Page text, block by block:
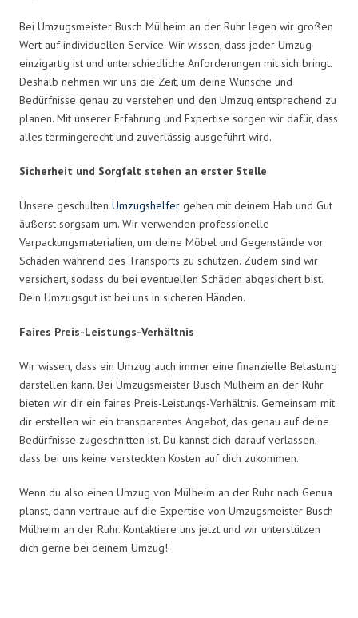
Bei Umzugsmeister Busch Mülheim an der Ruhr legen wir großen
Wert auf individuellen Service. Wir wissen, dass jeder Umzug
einzigartig ist und unterschiedliche Anforderungen mit sich bringt.
Deshalb nehmen wir uns die Zeit, um deine Wünsche und
Bedürfnisse genau zu verstehen und den Umzug entsprechend zu
planen. Mit unserer Erfahrung und Expertise sorgen wir dafür, dass
alles termingerecht und zuverlässig ausgeführt wird.
Sicherheit und Sorgfalt stehen an erster Stelle
Unsere geschulten Umzugshelfer gehen mit deinem Hab und Gut
äußerst sorgsam um. Wir verwenden professionelle
Verpackungsmaterialien, um deine Möbel und Gegenstände vor
Schäden während des Transports zu schützen. Zudem sind wir
versichert, sodass du bei eventuellen Schäden abgesichert bist.
Dein Umzugsgut ist bei uns in sicheren Händen.
Faires Preis-Leistungs-Verhältnis
Wir wissen, dass ein Umzug auch immer eine finanzielle Belastung
darstellen kann. Bei Umzugsmeister Busch Mülheim an der Ruhr
bieten wir dir ein faires Preis-Leistungs-Verhältnis. Gemeinsam mit
dir erstellen wir ein transparentes Angebot, das genau auf deine
Bedürfnisse zugeschnitten ist. Du kannst dich darauf verlassen,
dass bei uns keine versteckten Kosten auf dich zukommen.
Wenn du also einen Umzug von Mülheim an der Ruhr nach Genua
planst, dann vertraue auf die Expertise von Umzugsmeister Busch
Mülheim an der Ruhr. Kontaktiere uns jetzt und wir unterstützen
dich gerne bei deinem Umzug!